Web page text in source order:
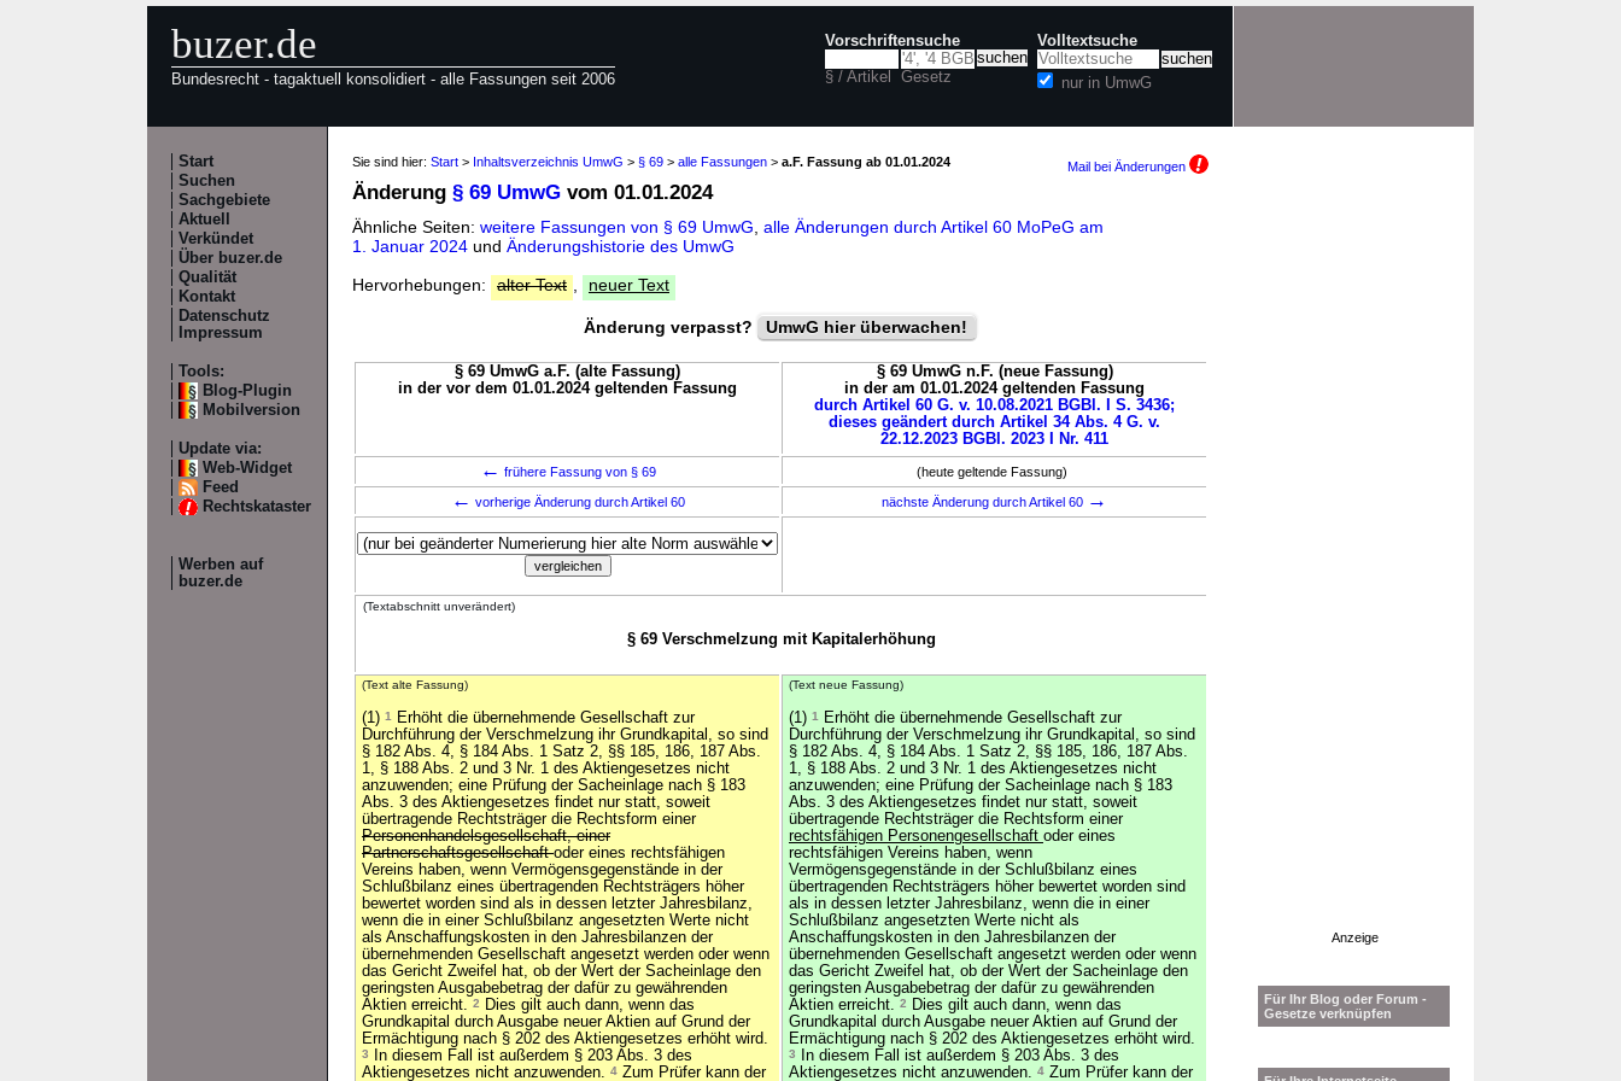
buzer.de
Bundesrecht - tagaktuell konsolidiert - alle Fassungen seit 2006
Vorschriftensuche
§ / Artikel Gesetz
Volltextsuche
nur in UmwG
Start
Suchen
Sachgebiete
Aktuell
Verkündet
Über buzer.de
Qualität
Kontakt
Datenschutz
Impressum
Tools:
Blog-Plugin
Mobilversion
Update via:
Web-Widget
Feed
Rechtskataster
Werben auf
buzer.de
Sie sind hier: Start > Inhaltsverzeichnis UmwG > § 69 > alle Fassungen > a.F. Fassung ab 01.01.2024 Mail bei Änderungen
Änderung § 69 UmwG vom 01.01.2024
Ähnliche Seiten: weitere Fassungen von § 69 UmwG alle Änderungen durch Artikel 60 MoPeG am
1. Januar 2024 und Änderungshistorie des UmwG
Hervorhebungen:
alter Text neuer Text
Änderung verpasst? UmwG hier überwachen!
§ 69 UmwG a.F. (alte Fassung)
in der vor dem 01.01.2024 geltenden Fassung
§ 69 UmwG n.F. (neue Fassung)
in der am 01.01.2024 geltenden Fassung
durch Artikel 60 G. v. 10.08.2021 BGBl. I S. 3436;
dieses geändert durch Artikel 34 Abs. 4 G. v.
22.12.2023 BGBl. 2023 I Nr. 411
← frühere Fassung von § 69 (heute geltende Fassung)
← vorherige Änderung durch Artikel 60 nächste Änderung durch Artikel 60 →
(Textabschnitt unverändert)
§ 69 Verschmelzung mit Kapitalerhöhung
(Text alte Fassung)
(1) 1
Erhöht die übernehmende Gesellschaft zur
Durchführung der Verschmelzung ihr Grundkapital, so sind
§ 182 Abs. 4, § 184 Abs. 1 Satz 2, §§ 185, 186, 187 Abs.
1, § 188 Abs. 2 und 3 Nr. 1 des Aktiengesetzes nicht
anzuwenden; eine Prüfung der Sacheinlage nach § 183
Abs. 3 des Aktiengesetzes findet nur statt, soweit
übertragende Rechtsträger die Rechtsform einer
Personenhandelsgesellschaft, einer
Partnerschaftsgesellschaftoder eines rechtsfähigen
Vereins haben, wenn Vermögensgegenstände in der
Schlußbilanz eines übertragenden Rechtsträgers höher
bewertet worden sind als in dessen letzter Jahresbilanz,
wenn die in einer Schlußbilanz angesetzten Werte nicht
als Anschaffungskosten in den Jahresbilanzen der
übernehmenden Gesellschaft angesetzt werden oder wenn
das Gericht Zweifel hat, ob der Wert der Sacheinlage den
geringsten Ausgabebetrag der dafür zu gewährenden
Aktien erreicht. 2
Dies gilt auch dann, wenn das
Grundkapital durch Ausgabe neuer Aktien auf Grund der
Ermächtigung nach § 202 des Aktiengesetzes erhöht wird.
3
In diesem Fall ist außerdem § 203 Abs. 3 des
Aktiengesetzes nicht anzuwenden. 4 Zum Prüfer kann der
(Text neue Fassung)
(1) 1
Erhöht die übernehmende Gesellschaft zur
Durchführung der Verschmelzung ihr Grundkapital, so sind
§ 182 Abs. 4, § 184 Abs. 1 Satz 2, §§ 185, 186, 187 Abs.
1, § 188 Abs. 2 und 3 Nr. 1 des Aktiengesetzes nicht
anzuwenden; eine Prüfung der Sacheinlage nach § 183
Abs. 3 des Aktiengesetzes findet nur statt, soweit
übertragende Rechtsträger die Rechtsform einer
rechtsfähigen Personengesellschaft oder eines
rechtsfähigen Vereins haben, wenn
Vermögensgegenstände in der Schlußbilanz eines
übertragenden Rechtsträgers höher bewertet worden sind
als in dessen letzter Jahresbilanz, wenn die in einer
Schlußbilanz angesetzten Werte nicht als
Anschaffungskosten in den Jahresbilanzen der
übernehmenden Gesellschaft angesetzt werden oder wenn
das Gericht Zweifel hat, ob der Wert der Sacheinlage den
geringsten Ausgabebetrag der dafür zu gewährenden
Aktien erreicht. 2
Dies gilt auch dann, wenn das
Grundkapital durch Ausgabe neuer Aktien auf Grund der
Ermächtigung nach § 202 des Aktiengesetzes erhöht wird.
3
In diesem Fall ist außerdem § 203 Abs. 3 des
Aktiengesetzes nicht anzuwenden. 4 Zum Prüfer kann der
Anzeige
Für Ihr Blog oder Forum -
Gesetze verknüpfen